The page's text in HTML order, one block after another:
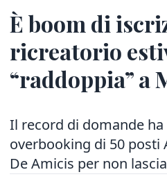
È boom di
ricreatorio
“raddoppia” a
Il record di domande
overbooking di 50 posti
De Amicis per non